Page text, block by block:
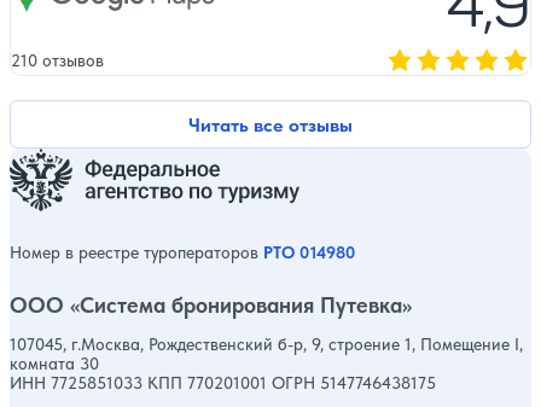
Читать все отзывы
210 отзывов
Номер в реестре туроператоров РТО 014980
ООО «Система бронирования Путевка»
107045, г.Москва, Рождественский б-р, 9, строение 1, Помещение I,
комната 30
ИНН 7725851033 КПП 770201001 ОГРН 5147746438175